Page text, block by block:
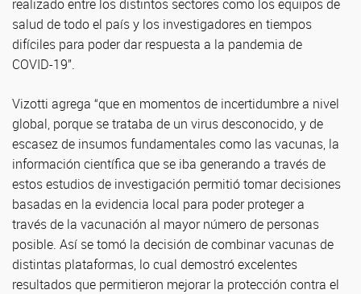
realizado entre los distintos sectores como los equipos de
salud de todo el país y los investigadores en tiempos
difíciles para poder dar respuesta a la pandemia de
COVID-19”.
Vizotti agrega “que en momentos de incertidumbre a nivel
global, porque se trataba de un virus desconocido, y de
escasez de insumos fundamentales como las vacunas, la
información científica que se iba generando a través de
estos estudios de investigación permitió tomar decisiones
basadas en la evidencia local para poder proteger a
través de la vacunación al mayor número de personas
posible. Así se tomó la decisión de combinar vacunas de
distintas plataformas, lo cual demostró excelentes
resultados que permitieron mejorar la protección contra el